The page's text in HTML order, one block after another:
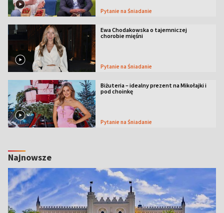
Pytanie na Śniadanie
Ewa Chodakowska o tajemniczej
chorobie mięśni
Pytanie na Śniadanie
Biżuteria – idealny prezent na Mikołajki i
pod choinkę
Pytanie na Śniadanie
Najnowsze